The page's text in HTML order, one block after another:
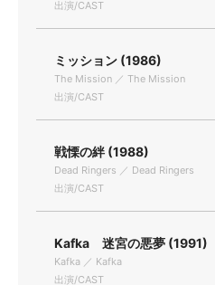
出演/CAST
ミッション (1986)
The Mission ／ The Mission
出演/CAST
戦慄の絆 (1988)
Dead Ringers ／ Dead Ringers
出演/CAST
Kafka 迷宮の悪夢 (1991)
Kafka ／ Kafka
出演/CAST